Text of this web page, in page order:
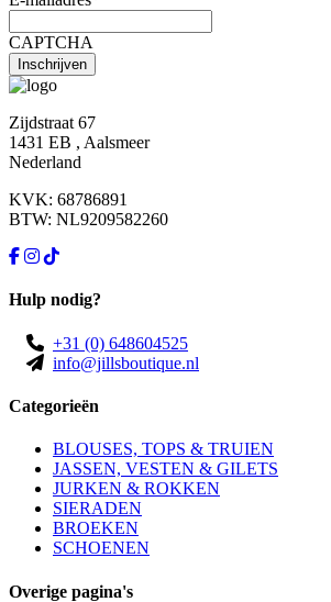
CAPTCHA
Zijdstraat 67
1431 EB , Aalsmeer
Nederland
KVK: 68786891
BTW: NL9209582260
Hulp nodig?
+31 (0) 648604525
info@jillsboutique.nl
Categorieën
BLOUSES, TOPS & TRUIEN
JASSEN, VESTEN & GILETS
JURKEN & ROKKEN
SIERADEN
BROEKEN
SCHOENEN
Overige pagina's